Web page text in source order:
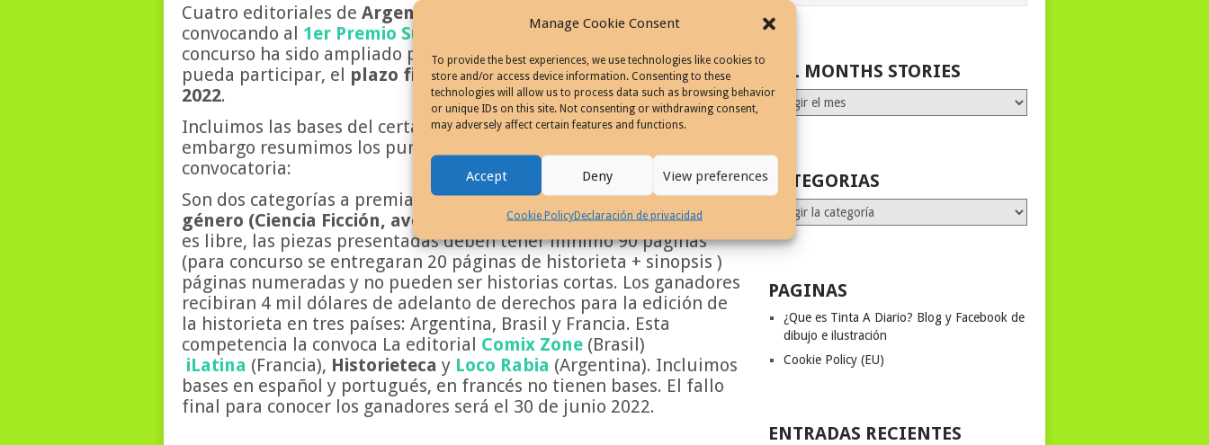
Manage Cookie Consent
To provide the best experiences, we use technologies like cookies to
store and/or access device information. Consenting to these
technologies will allow us to process data such as browsing behavior
or unique IDs on this site. Not consenting or withdrawing consent,
may adversely affect certain features and functions.
Accept Deny View preferences
Cookie PolicyDeclaración de privacidad
Cuatro editoriales de Argentina, Brasil y Francia
convocando al 1er Premio Sudamericano de Historieta. El
concurso ha sido ampliado para que cualquier latinoamericano
pueda participar, el plazo final de entrega es el 30 de abril de
2022.
Incluimos las bases del certamen para un análisis exhaustivo, sin
embargo resumimos los puntos mas importantes de la
convocatoria:
Son dos categorías a premiarse:Novela GráficaeHistorieta de
género (Ciencia Ficción, aventuras, horror, policial, etc.), el tema
es libre, las piezas presentadas deben tener mínimo 90 páginas
(para concurso se entregaran 20 páginas de historieta + sinopsis )
páginas numeradas y no pueden ser historias cortas. Los ganadores
recibiran 4 mil dólares de adelanto de derechos para la edición de
la historieta en tres países: Argentina, Brasil y Francia. Esta
competencia la convoca La editorial Comix Zone (Brasil)
iLatina (Francia), Historieteca y Loco Rabia (Argentina). Incluimos
bases en español y portugués, en francés no tienen bases. El fallo
final para conocer los ganadores será el 30 de junio 2022.
ALL MONTHS STORIES
ALL
MONTHS
CATEGORIAS
Categorias
PAGINAS
¿Que es Tinta A Diario? Blog y Facebook de
dibujo e ilustración
Cookie Policy (EU)
ENTRADAS RECIENTES